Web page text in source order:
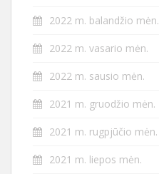
2022 m. balandžio mėn.
2022 m. vasario mėn.
2022 m. sausio mėn.
2021 m. gruodžio mėn.
2021 m. rugpjūčio mėn.
2021 m. liepos mėn.